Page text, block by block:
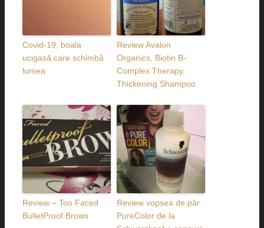
Covid-19, boala
ucigașă care schimbă
lumea
Review Avalon
Organics, Biotin B-
Complex Therapy,
Thickening Shampoo
Review – Too Faced
BulletProof Brows
Review vopsea de păr
PureColor de la